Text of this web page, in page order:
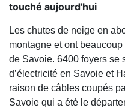
touché aujourd'hui
Les chutes de neige en
montagne et ont
de Savoie. 6400 foyers se
d’électricité en Savoie et
raison de câbles coupés
Savoie qui a été le